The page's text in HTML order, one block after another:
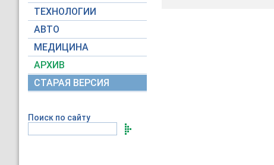
ТЕХНОЛОГИИ
АВТО
МЕДИЦИНА
АРХИВ
СТАРАЯ ВЕРСИЯ
Поиск по сайту